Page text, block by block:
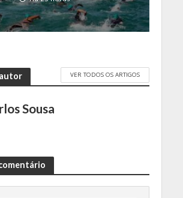
VER TODOS OS ARTIGOS
Sousa